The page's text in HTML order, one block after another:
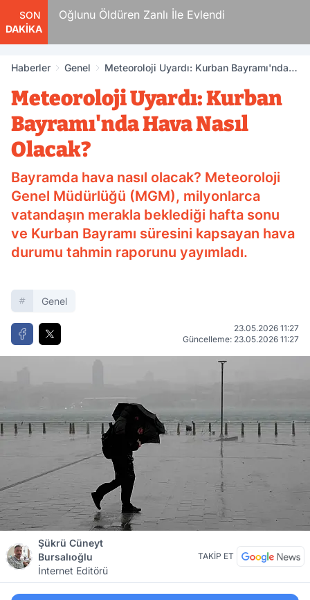
SON
DAKİKA
Oğlunu Öldüren Zanlı İle Evlendi
Haberler Genel
Meteoroloji Uyardı: Kurban Bayramı'nda
Meteoroloji Uyardı: Kurban
Bayramı'nda Hava Nasıl
Olacak?
Bayramda hava nasıl olacak? Meteoroloji
Genel Müdürlüğü (MGM), milyonlarca
vatandaşın merakla beklediği hafta sonu
ve Kurban Bayramı süresini kapsayan hava
durumu tahmin raporunu yayımladı.
Genel
23.05.2026 11:27
Güncelleme: 23.05.2026 11:27
Şükrü Cüneyt
Bursalıoğlu
İnternet Editörü
TAKİP ET